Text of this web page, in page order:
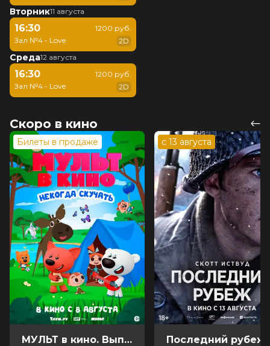
Вторник11 августа
16:30
Зал №4 - Love
1200 руб.
2D
Среда12 августа
16:30
Зал №4 - Love
1200 руб.
2D
Скоро в кино
Билеты в продаже
МУЛЬТ в кино. Выпуск №198. Некогда скучать (0+)
с 13 августа